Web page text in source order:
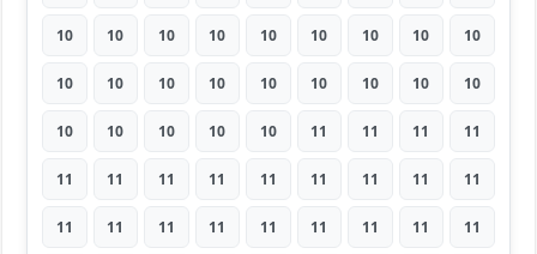
10 10 10 10 10 10 10 10 10
10 10 10 10 10 10 10 10 10
10 10 10 10 10 11 11 11 11
11 11 11 11 11 11 11 11 11
11 11 11 11 11 11 11 11 11